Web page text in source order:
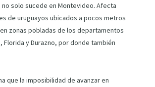
no solo sucede en Montevideo. Afecta
de uruguayos ubicados a pocos metros
zonas pobladas de los departamentos
Florida y Durazno, por donde también
que la imposibilidad de avanzar en